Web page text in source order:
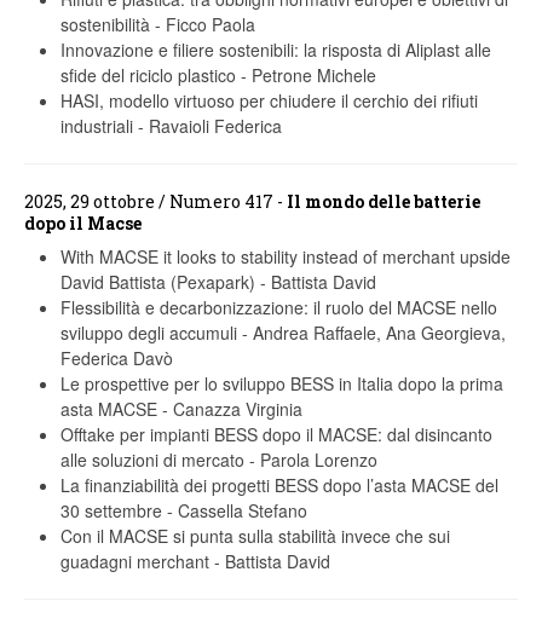
sostenibilità - Ficco Paola
Innovazione e filiere sostenibili: la risposta di Aliplast alle
sfide del riciclo plastico - Petrone Michele
HASI, modello virtuoso per chiudere il cerchio dei rifiuti
industriali - Ravaioli Federica
2025, 29 ottobre / Numero 417 - Il mondo delle batterie
dopo il Macse
With MACSE it looks to stability instead of merchant upside
David Battista (Pexapark) - Battista David
Flessibilità e decarbonizzazione: il ruolo del MACSE nello
sviluppo degli accumuli - Andrea Raffaele, Ana Georgieva,
Federica Davò
Le prospettive per lo sviluppo BESS in Italia dopo la prima
asta MACSE - Canazza Virginia
Offtake per impianti BESS dopo il MACSE: dal disincanto
alle soluzioni di mercato - Parola Lorenzo
La finanziabilità dei progetti BESS dopo l’asta MACSE del
30 settembre - Cassella Stefano
Con il MACSE si punta sulla stabilità invece che sui
guadagni merchant - Battista David